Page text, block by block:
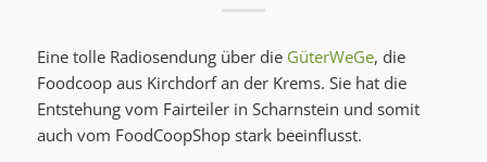
Eine tolle Radiosendung über die GüterWeGe, die
Foodcoop aus Kirchdorf an der Krems. Sie hat die
Entstehung vom Fairteiler in Scharnstein und somit
auch vom FoodCoopShop stark beeinflusst.